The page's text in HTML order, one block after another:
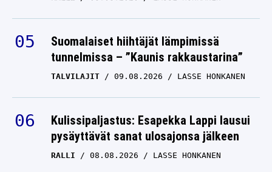
Suomalaiset hiihtäjät lämpimissä
tunnelmissa – ”Kaunis rakkaustarina”
TALVILAJIT 09.08.2026 LASSE HONKANEN
Kulissipaljastus: Esapekka Lappi lausui
pysäyttävät sanat ulosajonsa jälkeen
RALLI 08.08.2026 LASSE HONKANEN